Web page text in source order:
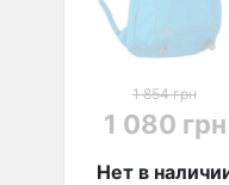
1 854 грн
1 080 грн
Нет в